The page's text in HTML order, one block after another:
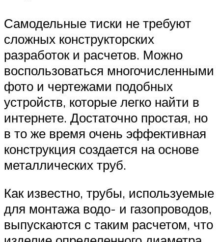
Самодельные тиски не требуют
сложных конструкторских
разработок и расчетов. Можно
воспользоваться многочисленными
фото и чертежами подобных
устройств, которые легко найти в
интернете. Достаточно простая, но
в то же время очень эффективная
конструкция создается на основе
металлических труб.
Как известно, трубы, используемые
для монтажа водо- и газопроводов,
выпускаются с таким расчетом, что